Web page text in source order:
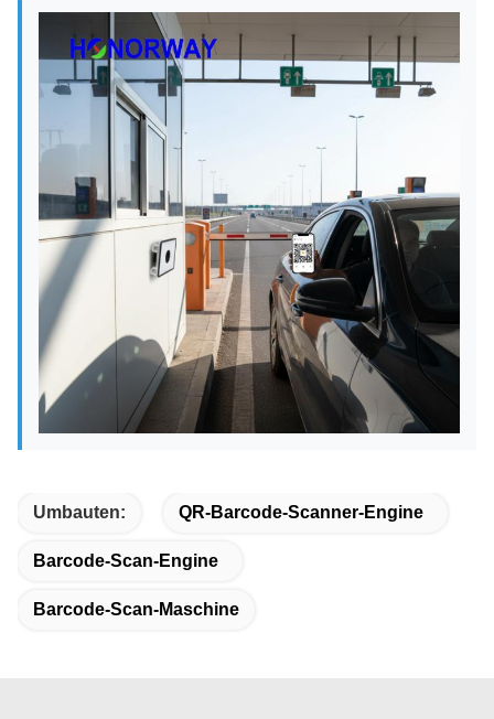
Umbauten: QR-Barcode-Scanner-Engine
Barcode-Scan-Engine
Barcode-Scan-Maschine